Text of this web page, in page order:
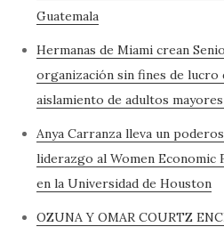
Guatemala
Hermanas de Miami crean
organización sin fines de lucro
aislamiento de adultos
Anya Carranza lleva un
liderazgo al Women Economic
en la Universidad de Houston
OZUNA Y OMAR COURTZ